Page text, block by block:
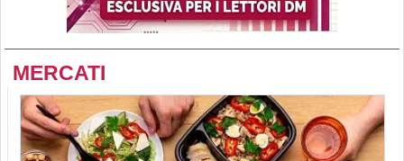
MERCATI